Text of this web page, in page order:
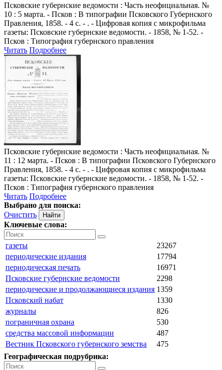
Псковские губернские ведомости : Часть неофициальная. №
10 : 5 марта. - Псков : В типографии Псковского Губернского
Правления, 1858. - 4 с. - . - Цифровая копия с микрофильма
газеты: Псковские губернские ведомости. - 1858, № 1-52. -
Псков : Типография губернского правления
Читать Подробнее
Псковские губернские ведомости : Часть неофициальная. №
11 : 12 марта. - Псков : В типографии Псковского Губернского
Правления, 1858. - 4 с. - . - Цифровая копия с микрофильма
газеты: Псковские губернские ведомости. - 1858, № 1-52. -
Псков : Типография губернского правления
Читать Подробнее
Выбрано для поиска:
Очистить
Ключевые слова:
газеты
23267
периодические издания
17794
периодическая печать
16971
Псковские губернские ведомости
2298
периодические и продолжающиеся издания 1359
Псковский набат
1330
журналы
826
пограничная охрана
530
средства массовой информации
487
Вестник Псковского губернского земства
475
Географическая подрубрика: